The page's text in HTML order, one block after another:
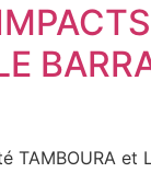
TAMBOURA et